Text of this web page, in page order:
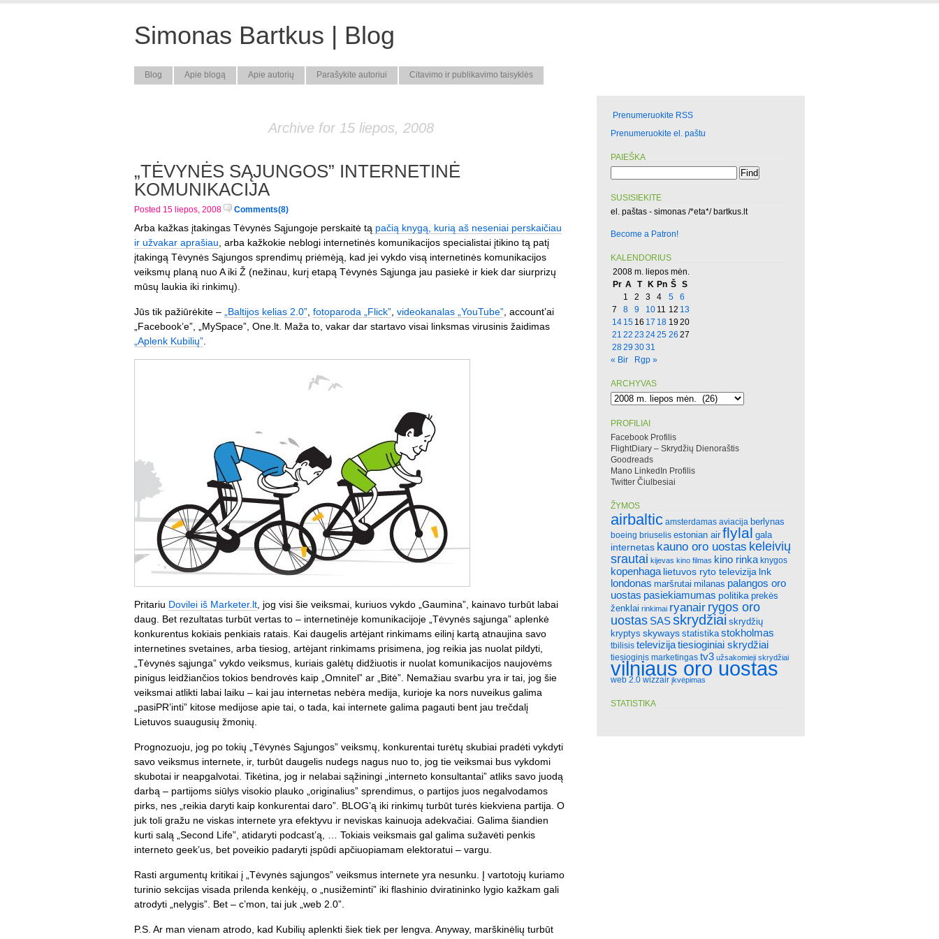
Simonas Bartkus | Blog
Blog Apie blogą Apie autorių Parašykite autoriui Citavimo ir publikavimo taisyklės
Archive for 15 liepos, 2008
„TĖVYNĖS SĄJUNGOS” INTERNETINĖ
KOMUNIKACIJA
Posted 15 liepos, 2008 Comments(8)
Arba kažkas įtakingas Tėvynės Sąjungoje perskaitė tą pačią knygą, kurią aš neseniai perskaičiau
ir užvakar aprašiau , arba kažkokie neblogi internetinės komunikacijos specialistai įtikino tą patį
įtakingą Tėvynės Sąjungos sprendimų priėmėją, kad jei vykdo visą internetinės komunikacijos
veiksmų planą nuo A iki Ž (nežinau, kurį etapą Tėvynės Sąjunga jau pasiekė ir kiek dar siurprizų
mūsų laukia iki rinkimų).
Jūs tik pažiūrėkite – „Baltijos kelias 2.0” fotoparoda „Flick” videokanalas „YouTube” , account’ai
„Facebook’e”, „MySpace”, One.lt. Maža to, vakar dar startavo visai linksmas virusinis žaidimas
„Aplenk Kubilių”
Pritariu Dovilei iš Marketer.lt , jog visi šie veiksmai, kuriuos vykdo „Gaumina”, kainavo turbūt labai
daug. Bet rezultatas turbūt vertas to – internetinėje komunikacijoje „Tėvynės sąjunga” aplenkė
konkurentus kokiais penkiais ratais. Kai daugelis artėjant rinkimams eilinį kartą atnaujina savo
internetines svetaines, arba tiesiog, artėjant rinkimams prisimena, jog reikia jas nuolat pildyti,
„Tėvynės sąjunga” vykdo veiksmus, kuriais galėtų didžiuotis ir nuolat komunikacijos naujovėms
pinigus leidžiančios tokios bendrovės kaip „Omnitel” ar „Bitė”. Nemažiau svarbu yra ir tai, jog šie
veiksmai atlikti labai laiku – kai jau internetas nebėra medija, kurioje ka nors nuveikus galima
„pasiPR’inti” kitose medijose apie tai, o tada, kai internete galima pagauti bent jau trečdalį
Lietuvos suaugusių žmonių.
Prognozuoju, jog po tokių „Tėvynės Sąjungos” veiksmų, konkurentai turėtų skubiai pradėti vykdyti
savo veiksmus internete, ir, turbūt daugelis nudegs nagus nuo to, jog tie veiksmai bus vykdomi
skubotai ir neapgalvotai. Tikėtina, jog ir nelabai sąžiningi „interneto konsultantai” atliks savo juodą
darbą – partijoms siūlys visokio plauko „originalius” sprendimus, o partijos juos negalvodamos
pirks, nes „reikia daryti kaip konkurentai daro”. BLOG’ą iki rinkimų turbūt turės kiekviena partija. O
juk toli gražu ne viskas internete yra efektyvu ir neviskas kainuoja adekvačiai. Galima šiandien
kurti salą „Second Life”, atidaryti podcast’ą, … Tokiais veiksmais gal galima sužavėti penkis
interneto geek’us, bet poveikio padaryti įspūdi apčiuopiamam elektoratui – vargu.
Rasti argumentų kritikai į „Tėvynės sąjungos” veiksmus internete yra nesunku. Į vartotojų kuriamo
turinio sekcijas visada prilenda kenkėjų, o „nusižeminti” iki flashinio dviratininko lygio kažkam gali
atrodyti „nelygis”. Bet – c’mon, tai juk „web 2.0”.
P.S. Ar man vienam atrodo, kad Kubilių aplenkti šiek tiek per lengva. Anyway, marškinėlių turbūt
Prenumeruokite RSS
Prenumeruokite el. paštu
PAIEŠKA
SUSISIEKITE
el. paštas - simonas /*eta*/ bartkus.lt
Become a Patron!
KALENDORIUS
2008 m. liepos mėn.
Pr A T K Pn Š S
1
2 3 4 5
6
7
8 9 10 11 12 13
14 15 16 17 18 19 20
21 22 23 2425 26 27
2829 3031
« Bir
Rgp »
ARCHYVAS
Archyvas
PROFILIAI
Facebook Profilis
FlightDiary – Skrydžių Dienoraštis
Goodreads
Mano LinkedIn Profilis
Twitter Čiulbesiai
ŽYMOS
airbaltic amsterdamas aviacija berlynas
boeing briuselis estonian air flylal gala
internetas kauno oro uostas keleivių
srautai kijevas kino filmas kino rinka knygos
kopenhaga lietuvos ryto televizija lnk
londonas maršrutai milanas palangos oro
uostas pasiekiamumas politika prekės
ženklai rinkimai ryanair rygos oro
uostas SASskrydžiai skrydžių
kryptys skyways statistika stokholmas
tbilisis televizijatiesioginiai skrydžiai
tiesioginis marketingas tv3 užsakomieji skrydžiai
vilniaus oro uostas
web 2.0 wizzair įkvėpimas
STATISTIKA